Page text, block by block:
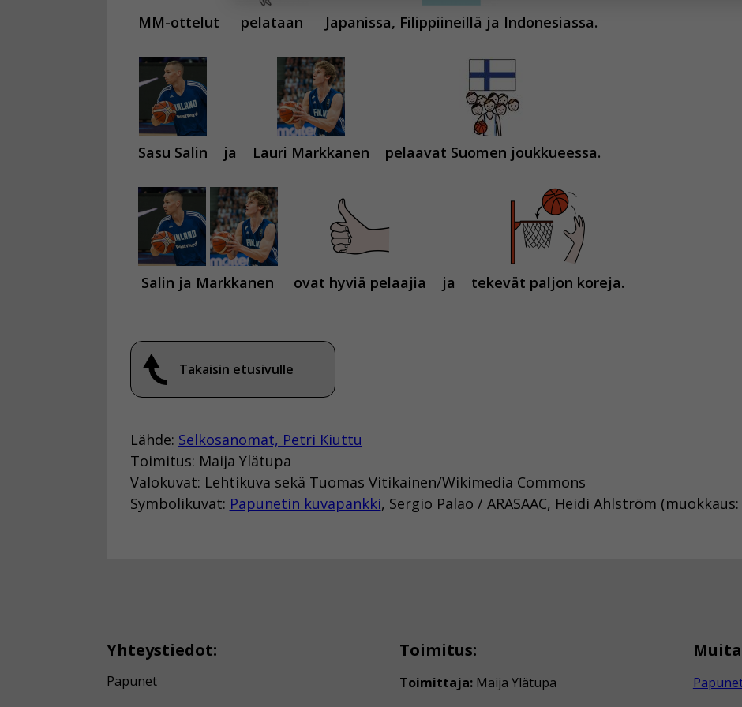
MM-ottelut pelataan Japanissa, Filippiineillä ja Indonesiassa.
Sasu Salin ja Lauri Markkanen pelaavat Suomen joukkueessa.
Salin ja Markkanen ovat hyviä pelaajia ja tekevät paljon koreja.
Takaisin etusivulle
Lähde: Selkosanomat, Petri Kiuttu
Toimitus: Maija Ylätupa
Valokuvat: Lehtikuva sekä Tuomas Vitikainen/Wikimedia Commons
Symbolikuvat: Papunetin kuvapankki, Sergio Palao / ARASAAC, Heidi Ahlström
Yhteystiedot:
Papunet
Toimitus:
Toimittaja: Maija Ylätupa
Voit valita, hyväksytkö näiden evästeiden käytön.